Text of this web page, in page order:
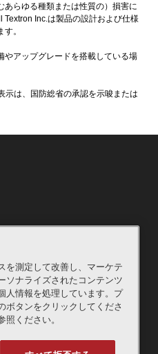
あらゆる種類または性質の）損害に
Inc.は製品の設計および仕様
。
やアップグレードを搭載している場
示は、国防総省の承認を示唆または
証明書
法律関連
プライバシーポリシー
を測定して改善し、マーケテ
ソナライズされたコンテンツ
人情報を処理しています。プ
ボタンをクリックしてくださ
ください。